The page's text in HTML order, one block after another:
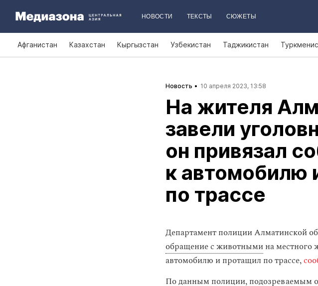
НОВОСТИ ТЕКСТЫ СЮЖЕТЫ
Афганистан Казахстан Кыргызстан Узбекистан Таджикистан
Новость 10 апреля 2023, 13:58
На жителя
завели
он привязал
к автомобилю
по трассе
Департамент полиции Алматинской
обращение с животнымина местного
автомобилю и протащил по трассе,
По данным полиции, подозреваемым